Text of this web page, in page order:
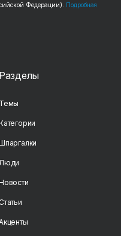
Федерации). Подробная
Разделы
Темы
Люди
Статьи
Акценты